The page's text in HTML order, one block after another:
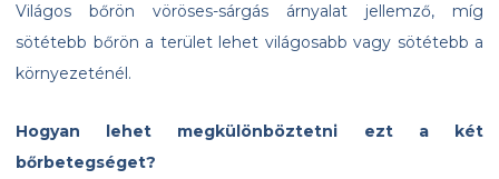
Világos bőrön vöröses-sárgás árnyalat jellemző, míg
sötétebb bőrön a terület lehet világosabb vagy sötétebb a
környezeténél.
Hogyan lehet megkülönböztetni ezt a két
bőrbetegséget?